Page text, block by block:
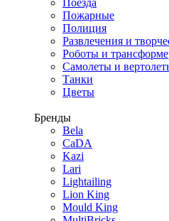
Поезда
Пожарные
Полиция
Развлечения и
Роботы и
Самолеты и
Танки
Цветы
Бренды
Bela
CaDA
Kazi
Lari
Lightailing
Lion King
Mould King